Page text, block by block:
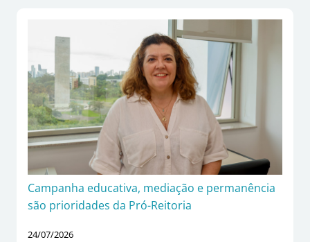
Campanha educativa, mediação e permanência
são prioridades da Pró-Reitoria
24/07/2026